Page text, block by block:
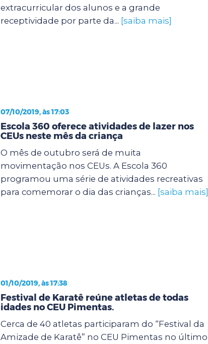
extracurricular dos alunos e a grande
receptividade por parte da... [saiba mais]
07/10/2019, às 17:03
Escola 360 oferece atividades de lazer nos
CEUs neste mês da criança
O mês de outubro será de muita
movimentação nos CEUs. A Escola 360
programou uma série de atividades recreativas
para comemorar o dia das crianças... [saiba mais]
01/10/2019, às 17:38
Festival de Karatê reúne atletas de todas
idades no CEU Pimentas.
Cerca de 40 atletas participaram do “Festival da
Amizade de Karatê” no CEU Pimentas no último